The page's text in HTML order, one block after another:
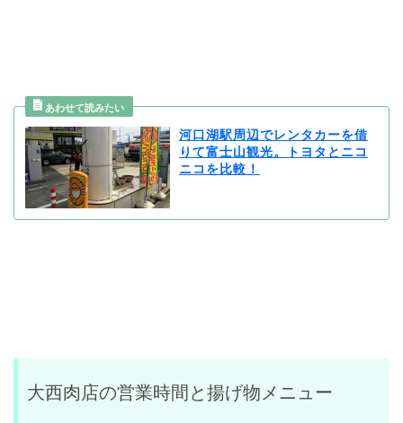
河口湖駅周辺でレンタカーを借
りて富士山観光。トヨタとニコ
ニコを比較！
大西肉店の営業時間と揚げ物メニュー